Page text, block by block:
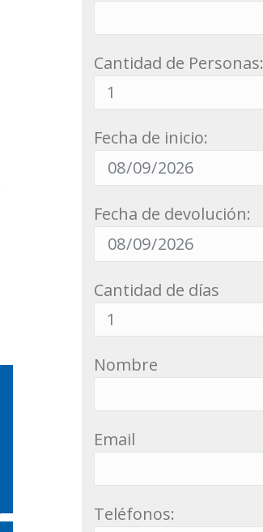
Cantidad de Personas:
Fecha de inicio:
Fecha de devolución:
Cantidad de días
Nombre
Email
Teléfonos: